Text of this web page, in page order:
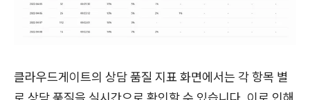
클라우드게이트의 상담 품질 지표 화면에서는 각 항목 별